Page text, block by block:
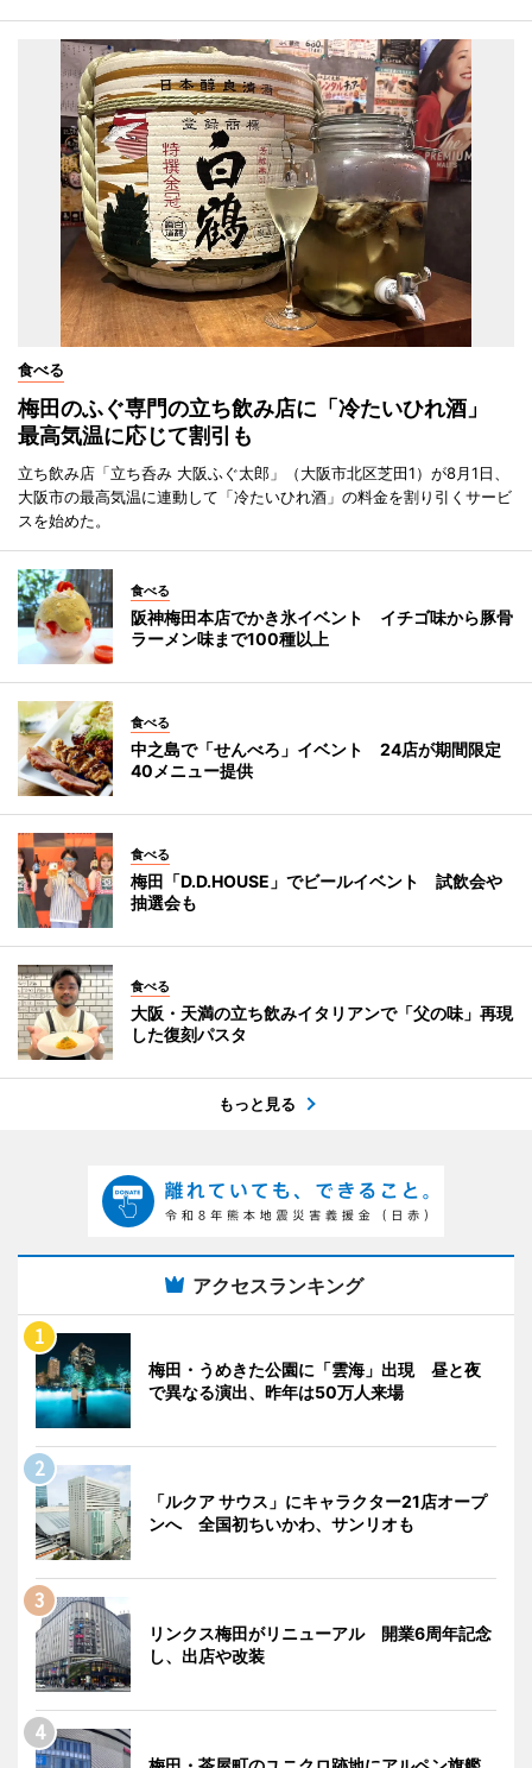
食べる
梅田のふぐ専門の立ち飲み店に「冷たいひれ酒」
最高気温に応じて割引も
立ち飲み店「立ち呑み 大阪ふぐ太郎」（大阪市北区芝田1）が8月1日、
大阪市の最高気温に連動して「冷たいひれ酒」の料金を割り引くサービ
スを始めた。
食べる
阪神梅田本店でかき氷イベント イチゴ味から豚骨
ラーメン味まで100種以上
食べる
中之島で「せんべろ」イベント 24店が期間限定
40メニュー提供
食べる
梅田「D.D.HOUSE」でビールイベント 試飲会や
抽選会も
食べる
大阪・天満の立ち飲みイタリアンで「父の味」再現
した復刻パスタ
もっと見る
アクセスランキング
梅田・うめきた公園に「雲海」出現 昼と夜
で異なる演出、昨年は50万人来場
「ルクア サウス」にキャラクター21店オープ
ンへ 全国初ちいかわ、サンリオも
リンクス梅田がリニューアル 開業6周年記念
し、出店や改装